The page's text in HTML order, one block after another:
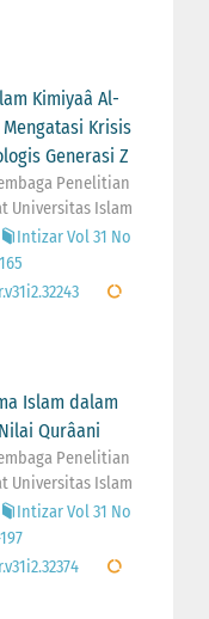
Kimiyaâ Al-
Mengatasi Krisis
Generasi Z
Penelitian
Universitas Islam
Intizar Vol 31 No
Islam dalam
Qurâani
Penelitian
Universitas Islam
Intizar Vol 31 No